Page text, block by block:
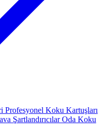
Profesyonel Koku Kartuşları
ŞartlandırıcılarOda Koku